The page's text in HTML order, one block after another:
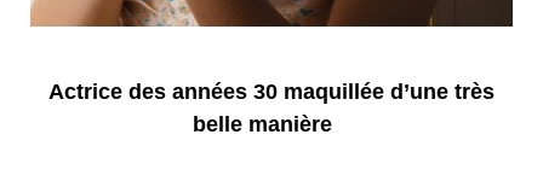
Actrice des années 30 maquillée d’une très
belle manière